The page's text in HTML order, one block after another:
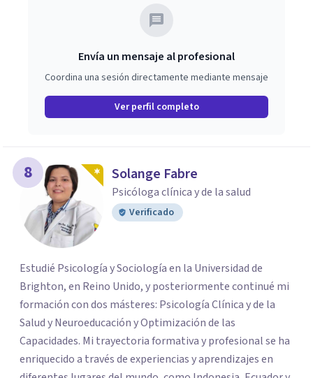
Envía un mensaje al profesional
Coordina una sesión directamente mediante mensaje
Ver perfil completo
8 Solange Fabre
Psicóloga clínica y de la salud
Verificado
Estudié Psicología y Sociología en la Universidad de
Brighton, en Reino Unido, y posteriormente continué mi
formación con dos másteres: Psicología Clínica y de la
Salud y Neuroeducación y Optimización de las
Capacidades. Mi trayectoria formativa y profesional se ha
enriquecido a través de experiencias y aprendizajes en